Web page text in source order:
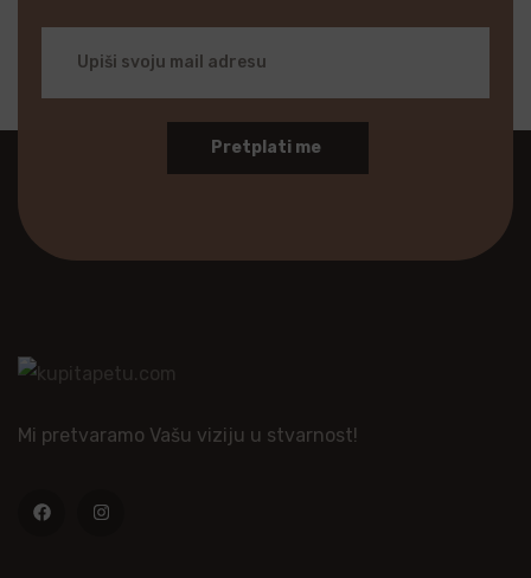
Pretplati me
Mi pretvaramo Vašu viziju u stvarnost!